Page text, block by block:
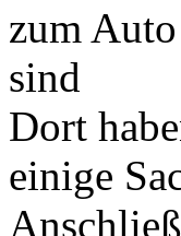
zum
sind
Dort
einige